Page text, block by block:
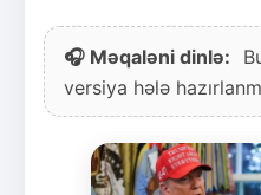
🎧 Məqaləni dinlə:
versiya hələ